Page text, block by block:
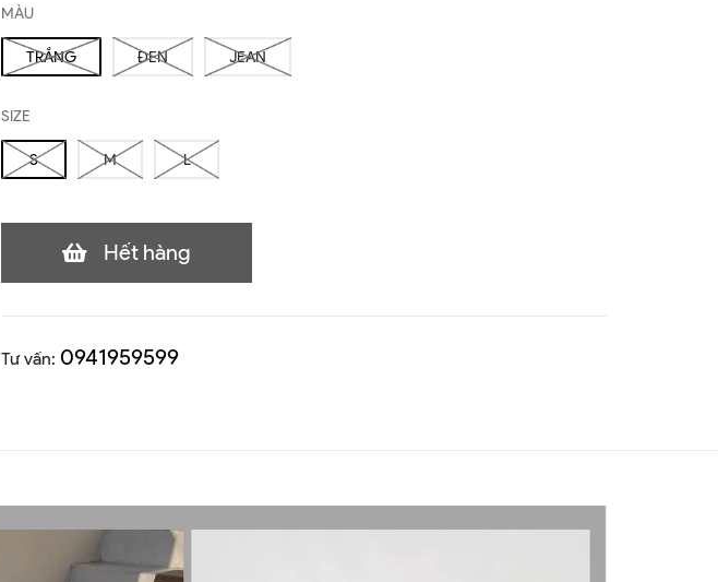
MÀU
TRẮNG ĐEN JEAN
SIZE
S M L
Hết hàng
Tư vấn: 0941959599